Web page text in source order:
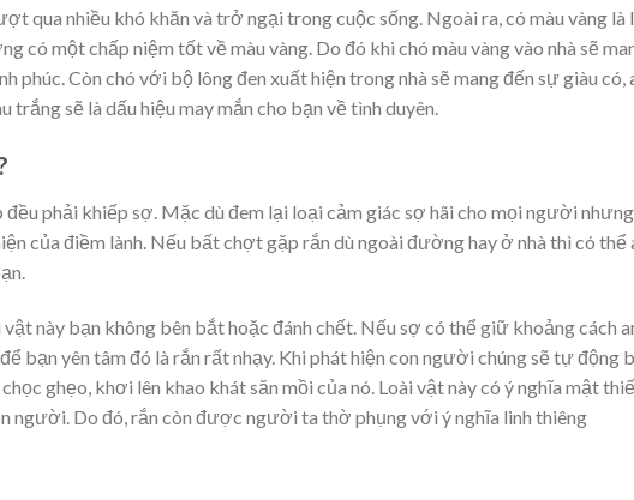
qua nhiều khó khăn và trở ngại trong cuộc sống. Ngoài ra, có màu vàng là
có một chấp niệm tốt về màu vàng. Do đó khi chó màu vàng vào nhà sẽ
phúc. Còn chó với bộ lông đen xuất hiện trong nhà sẽ mang đến sự giàu có,
sẽ là dấu hiệu may mắn cho bạn về tình duyên.
đều phải khiếp sợ. Mặc dù đem lại loại cảm giác sợ hãi cho mọi người nhưng
của điềm lành. Nếu bất chợt gặp rắn dù ngoài đường hay ở nhà thì có thể
này bạn không bên bắt hoặc đánh chết. Nếu sợ có thể giữ khoảng cách
bạn yên tâm đó là rắn rất nhạy. Khi phát hiện con người chúng sẽ tự động
ghẹo, khơi lên khao khát săn mồi của nó. Loài vật này có ý nghĩa mật
người. Do đó, rắn còn được người ta thờ phụng với ý nghĩa linh thiêng